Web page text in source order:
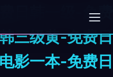
日韩一级-免费
三级黄-免费日
影一本-免费日